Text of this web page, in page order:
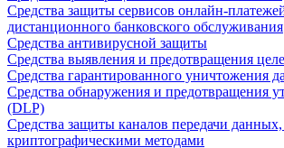
Средства защиты сервисов онлайн-
дистанционного банковского обслуживания
Средства антивирусной защиты
Средства выявления и предотвращения
Средства гарантированного уничтожения
Средства обнаружения и предотвращения
(DLP)
Средства защиты каналов передачи
криптографическими методами